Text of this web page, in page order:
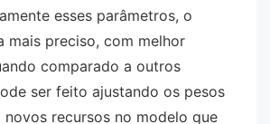
esses parâmetros, o
mais preciso, com melhor
comparado a outros
ser feito ajustando os pesos
recursos no modelo que